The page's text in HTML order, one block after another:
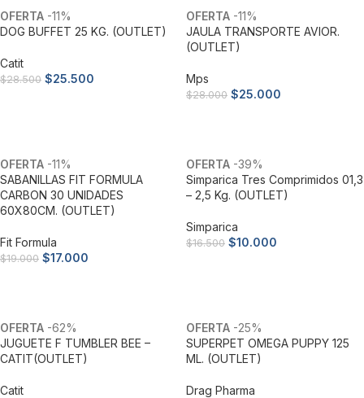
-11%
DOG BUFFET 25 KG. (OUTLET)
Catit
$28.500 $25.500
-11%
JAULA TRANSPORTE AVIOR.
(OUTLET)
Mps
$28.000 $25.000
-11%
SABANILLAS FIT FORMULA
CARBON 30 UNIDADES
60X80CM. (OUTLET)
Fit Formula
$19.000 $17.000
-39%
Simparica Tres Comprimidos 01,3
– 2,5 Kg. (OUTLET)
Simparica
$16.500 $10.000
-62%
JUGUETE F TUMBLER BEE –
CATIT(OUTLET)
Catit
-25%
SUPERPET OMEGA PUPPY 125
ML. (OUTLET)
Drag Pharma